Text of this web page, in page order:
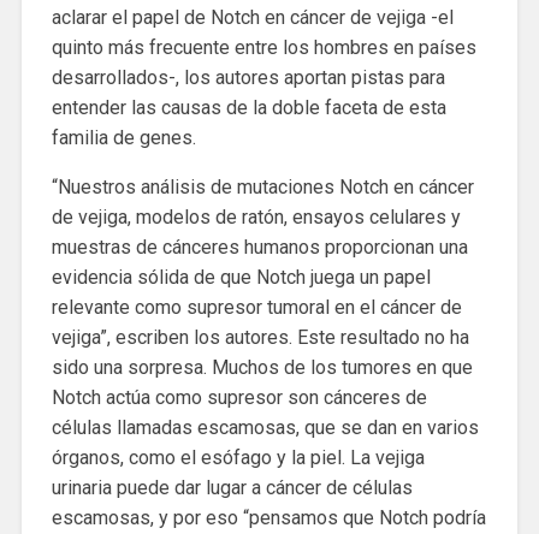
aclarar el papel de Notch en cáncer de vejiga -el
quinto más frecuente entre los hombres en países
desarrollados-, los autores aportan pistas para
entender las causas de la doble faceta de esta
familia de genes.
“Nuestros análisis de mutaciones Notch en cáncer
de vejiga, modelos de ratón, ensayos celulares y
muestras de cánceres humanos proporcionan una
evidencia sólida de que Notch juega un papel
relevante como supresor tumoral en el cáncer de
vejiga”, escriben los autores. Este resultado no ha
sido una sorpresa. Muchos de los tumores en que
Notch actúa como supresor son cánceres de
células llamadas escamosas, que se dan en varios
órganos, como el esófago y la piel. La vejiga
urinaria puede dar lugar a cáncer de células
escamosas, y por eso “pensamos que Notch podría